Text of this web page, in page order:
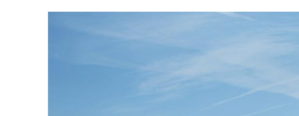
Im Tourenarchiv suchen